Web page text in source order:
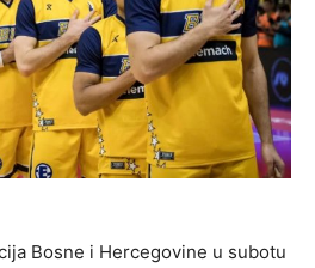
Bosne i Hercegovine u subotu